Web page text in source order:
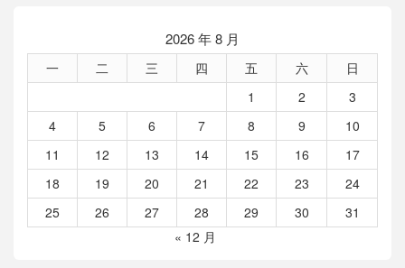
2026 年 8 月
一 二 三 四 五 六
日
1
2
3
4
5 6 7 8 9
10
11
12 13 14 15 16
17
18
19 20 21 22 23
24
25
26 27 28 29 30
31
« 12 月